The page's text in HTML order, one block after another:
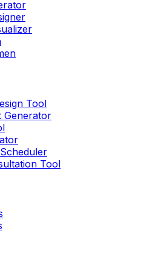
Tool
Generator
Tool